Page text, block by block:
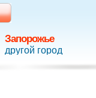
Запорожье
другой город